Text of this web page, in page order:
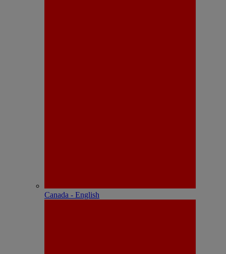
Canada - English